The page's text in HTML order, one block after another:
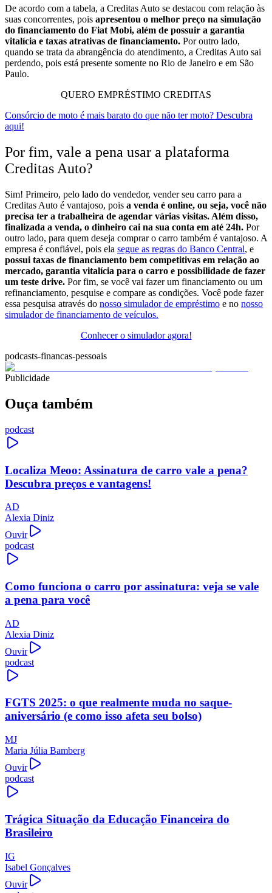
De acordo com a tabela, a Creditas Auto se destacou com relação às
suas concorrentes, pois apresentou o melhor preço na simulação
do financiamento do Fiat Mobi, além de possuir a garantia
vitalícia e taxas atrativas de financiamento. Por outro lado,
quando se trata da abrangência do atendimento, a Creditas Auto sai
perdendo, pois está presente somente no Rio de Janeiro e em São
Paulo.
QUERO EMPRÉSTIMO CREDITAS
Consórcio de moto é mais barato do que não ter moto? Descubra
aqui!
Por fim, vale a pena usar a plataforma
Creditas Auto?
Sim! Primeiro, pelo lado do vendedor, vender seu carro para a
Creditas Auto é vantajoso, pois a venda é online, ou seja, você não
precisa ter a trabalheira de agendar várias visitas. Além disso,
finalizada a venda, o dinheiro cai na sua conta em até 24h. Por
outro lado, para quem deseja comprar o carro também é vantajoso. A
empresa é confiável, pois ela segue as regras do Banco Central, e
possui taxas de financiamento bem competitivas em relação ao
mercado, garantia vitalícia para o carro e possibilidade de fazer
um teste drive. Por fim, se você vai fazer um financiamento ou um
refinanciamento, pesquise e compare as condições. Você pode fazer
essa pesquisa através do nosso simulador de empréstimo e no nosso
simulador de financiamento de veículos.
Conhecer o simulador agora!
podcasts-financas-pessoais
Publicidade
Ouça também
podcast
Localiza Meoo: Assinatura de carro vale a pena?
Descubra preços e vantagens!
AD
Alexia Diniz
Ouvir
podcast
Como funciona o carro por assinatura: veja se vale
a pena para você
AD
Alexia Diniz
Ouvir
podcast
FGTS 2025: o que realmente muda no saque-
aniversário (e como isso afeta seu bolso)
MJ
Maria Júlia Bamberg
Ouvir
podcast
Trágica Situação da Educação Financeira do
Brasileiro
IG
Isabel Gonçalves
Ouvir